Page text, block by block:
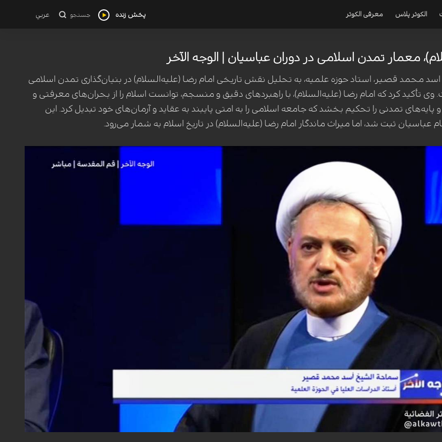
الکوثر پلاس معرفی الکوثر پخش زنده جستجو عربي
معمار تمدن اسلامی در دوران عباسیان | الوجه الآخر
محمد قصیر، استاد حوزه علمیه، به تحلیل نقش تاریخی امام رضا (علیه‌السلام) در بنیان‌گذاری تمدن اسلامی
وی تأکید کرد که امام رضا (علیه‌السلام)، با راهبردهای دقیق و منسجم، توانست اسلام را از بحران‌های معرفتی و
تمدنی را تحکیم بخشد که جامعه اسلامی را به امتی پایبند به عقاید و آرمان‌های خود تبدیل کرد. این
عباسیان ثبت شد، اما میراث ماندگار امام رضا (علیه‌السلام) در تاریخ اسلام به شمار می‌رود.